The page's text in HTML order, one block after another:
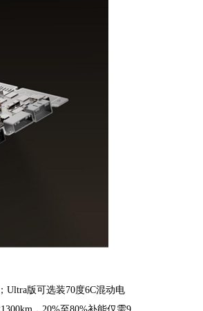
Ultra版可选装70度6C混动电